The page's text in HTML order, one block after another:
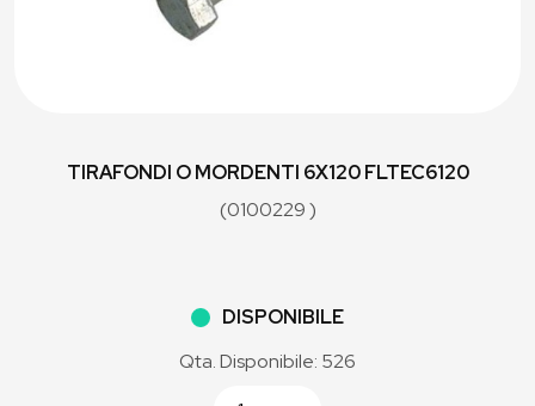
TIRAFONDI O MORDENTI 6X120 FLTEC6120
(0100229 )
DISPONIBILE
Qta. Disponibile: 526